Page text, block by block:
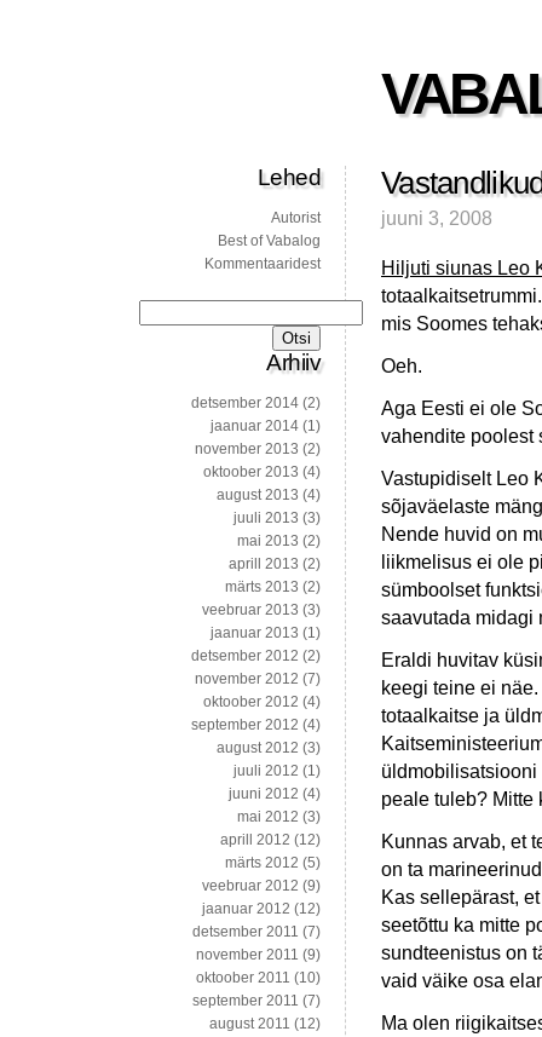
juuni 3, 2008
Hiljuti siunas Leo
mis Soomes
Oeh.
Aga Eesti ei ole
vahendite poolest
Vastupidiselt Leo
sõjaväelaste
Nende huvid on
liikmelisus ei ole
sümboolset
saavutada midagi
Eraldi huvitav
keegi teine ei
totaalkaitse ja
peale tuleb? Mitte
Kunnas arvab, et
on ta
Kas sellepärast,
seetõttu ka mitte
sundteenistus on
vaid väike osa
Ma olen
Lehed
Autorist
Best of Vabalog
Kommentaaridest
Arhiiv
detsember 2014 (2)
jaanuar 2014 (1)
november 2013 (2)
oktoober 2013 (4)
august 2013 (4)
juuli 2013 (3)
mai 2013 (2)
aprill 2013 (2)
märts 2013 (2)
veebruar 2013 (3)
jaanuar 2013 (1)
detsember 2012 (2)
november 2012 (7)
oktoober 2012 (4)
september 2012 (4)
august 2012 (3)
juuli 2012 (1)
juuni 2012 (4)
mai 2012 (3)
aprill 2012 (12)
märts 2012 (5)
veebruar 2012 (9)
jaanuar 2012 (12)
detsember 2011 (7)
november 2011 (9)
oktoober 2011 (10)
september 2011 (7)
august 2011 (12)